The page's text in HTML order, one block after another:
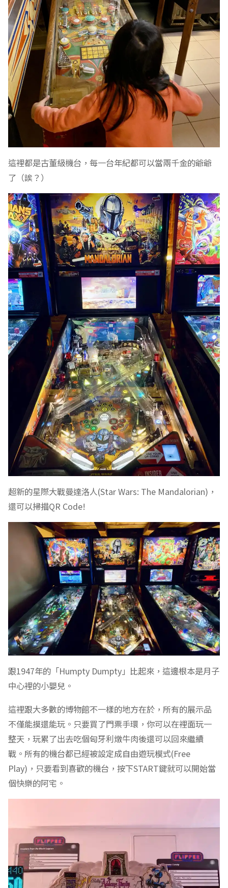
這裡都是古董級機台，每一台年紀都可以當兩千金的爺爺
了（誒？）
超新的星際大戰曼達洛人(Star Wars: The Mandalorian)，
還可以掃描QR Code!
跟1947年的「Humpty Dumpty」比起來，這邊根本是月子
中心裡的小嬰兒。
這裡跟大多數的博物館不一樣的地方在於，所有的展示品
不僅能摸還能玩。只要買了門票手環，你可以在裡面玩一
整天，玩累了出去吃個匈牙利燉牛肉後還可以回來繼續
戰。所有的機台都已經被設定成自由遊玩模式(Free
Play)，只要看到喜歡的機台，按下START鍵就可以開始當
個快樂的阿宅。